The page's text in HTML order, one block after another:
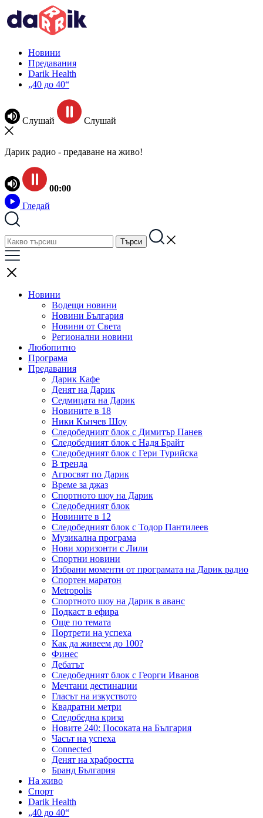
Новини
Предавания
Darik Health
„40 до 40“
Слушай Слушай
Дарик радио - предаване на живо!
00:00
Гледай
Новини
Водещи новини
Новини България
Новини от Света
Регионални новини
Любопитно
Програма
Предавания
Дарик Кафе
Денят на Дарик
Седмицата на Дарик
Новините в 18
Ники Кънчев Шоу
Следобедният блок с Димитър Панев
Следобедният блок с Надя Брайт
Следобедният блок с Гери Турийска
В тренда
Агросвят по Дарик
Време за джаз
Спортното шоу на Дарик
Следобедният блок
Новините в 12
Следобедният блок с Тодор Пантилеев
Музикална програма
Нови хоризонти с Лили
Спортни новини
Избрани моменти от програмата на Дарик радио
Спортен маратон
Metropolis
Спортното шоу на Дарик в аванс
Подкаст в ефира
Още по темата
Портрети на успеха
Как да живеем до 100?
Финес
Дебатът
Следобедният блок с Георги Иванов
Мечтани дестинации
Гласът на изкуството
Квадратни метри
Следобедна криза
Новите 240: Посоката на България
Часът на успеха
Connected
Денят на храбростта
Бранд България
На живо
Спорт
Darik Health
„40 до 40“